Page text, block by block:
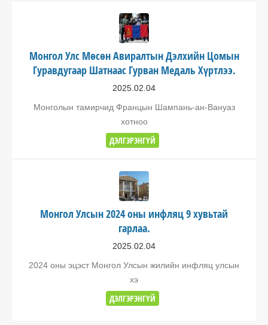
Монгол Улс Мөсөн Авиралтын Дэлхийн Цомын
Гуравдугаар Шатнаас Гурван Медаль Хүртлээ.
2025.02.04
Монголын тамирчид Францын Шампань-ан-Вануаз
хотноо
ДЭЛГЭРЭНГҮЙ
Монгол Улсын 2024 оны инфляц 9 хувьтай
гарлаа.
2025.02.04
2024 оны эцэст Монгол Улсын жилийн инфляц улсын
хэ
ДЭЛГЭРЭНГҮЙ